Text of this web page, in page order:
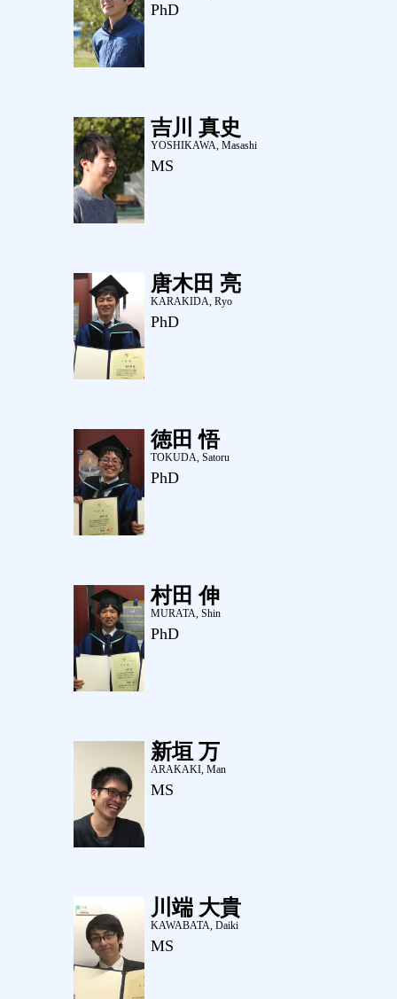
PhD
吉川 真史
YOSHIKAWA, Masashi
MS
唐木田 亮
KARAKIDA, Ryo
PhD
徳田 悟
TOKUDA, Satoru
PhD
村田 伸
MURATA, Shin
PhD
新垣 万
ARAKAKI, Man
MS
川端 大貴
KAWABATA, Daiki
MS